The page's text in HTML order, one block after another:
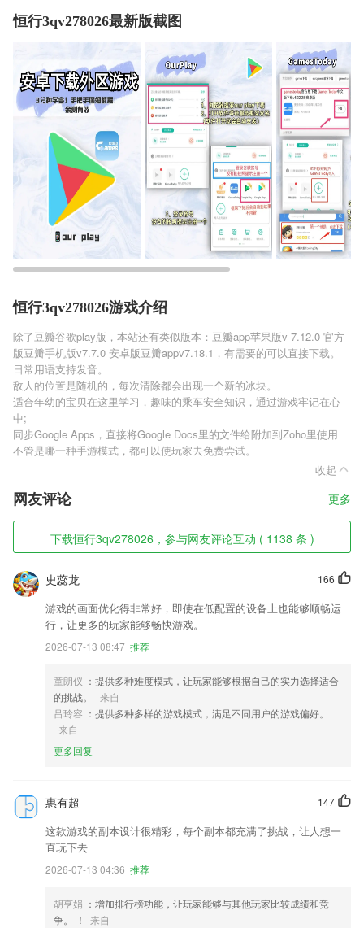
恒行3qv278026最新版截图
恒行3qv278026游戏介绍
除了豆瓣谷歌play版，本站还有类似版本：豆瓣app苹果版v 7.12.0 官方
版豆瓣手机版v7.7.0 安卓版豆瓣appv7.18.1，有需要的可以直接下载。
日常用语支持发音。
敌人的位置是随机的，每次清除都会出现一个新的冰块。
适合年幼的宝贝在这里学习，趣味的乘车安全知识，通过游戏牢记在心
中;
同步Google Apps，直接将Google Docs里的文件给附加到Zoho里使用
不管是哪一种手游模式，都可以使玩家去免费尝试。
收起
网友评论 更多
下载恒行3qv278026，参与网友评论互动 ( 1138 条 )
166
史蕊龙
游戏的画面优化得非常好，即使在低配置的设备上也能够顺畅运
行，让更多的玩家能够畅快游戏。
2026-07-13 08:47 推荐
童朗仪 ：提供多种难度模式，让玩家能够根据自己的实力选择适合
的挑战。
来自
吕玲容 ：提供多种多样的游戏模式，满足不同用户的游戏偏好。
来自
更多回复
147
惠有超
这款游戏的副本设计很精彩，每个副本都充满了挑战，让人想一
直玩下去
2026-07-13 04:36 推荐
胡亨娟 ：增加排行榜功能，让玩家能够与其他玩家比较成绩和竞
争。 ！
来自